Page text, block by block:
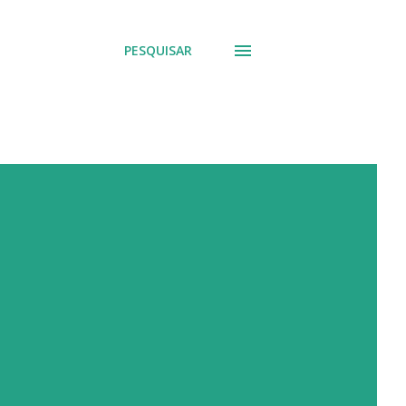
PESQUISAR